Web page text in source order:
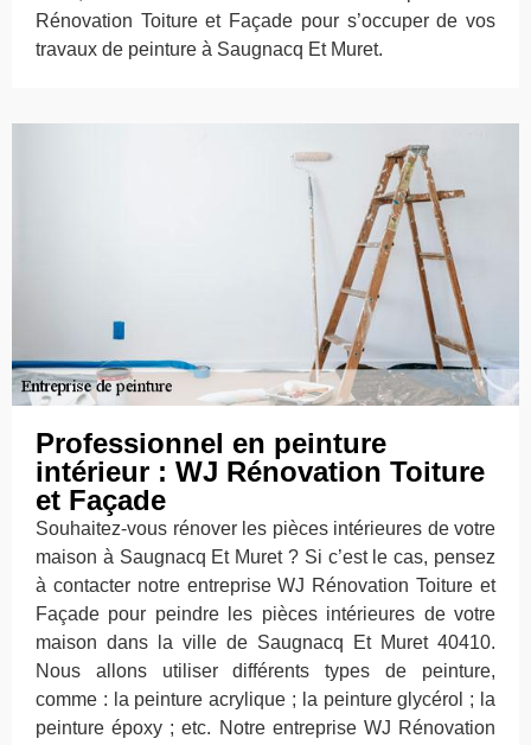
Rénovation Toiture et Façade pour s’occuper de vos
travaux de peinture à Saugnacq Et Muret.
Professionnel en peinture
intérieur : WJ Rénovation Toiture
et Façade
Souhaitez-vous rénover les pièces intérieures de votre
maison à Saugnacq Et Muret ? Si c’est le cas, pensez
à contacter notre entreprise WJ Rénovation Toiture et
Façade pour peindre les pièces intérieures de votre
maison dans la ville de Saugnacq Et Muret 40410.
Nous allons utiliser différents types de peinture,
comme : la peinture acrylique ; la peinture glycérol ; la
peinture époxy ; etc. Notre entreprise WJ Rénovation